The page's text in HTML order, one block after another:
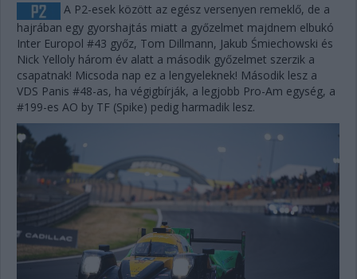
A P2-esek között az egész versenyen remeklő, de a
hajrában egy gyorshajtás miatt a győzelmet majdnem elbukó
Inter Europol #43 győz, Tom Dillmann, Jakub Śmiechowski és
Nick Yelloly három év alatt a második győzelmet szerzik a
csapatnak! Micsoda nap ez a lengyeleknek! Második lesz a
VDS Panis #48-as, ha végigbírják, a legjobb Pro-Am egység, a
#199-es AO by TF (Spike) pedig harmadik lesz.